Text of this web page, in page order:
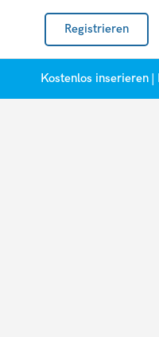
Registrieren
Kostenlos inserieren